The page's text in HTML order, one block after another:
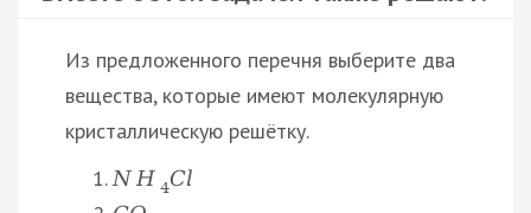
Из предложенного перечня выберите два
вещества, которые имеют молекулярную
кристаллическую решётку.
N H 4Cl